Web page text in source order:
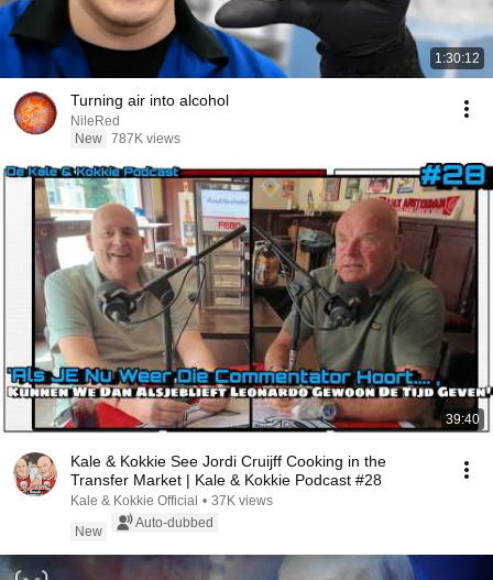
1:30:12
Turning air into alcohol
NileRed
New 787K views
39:40
Kale & Kokkie See Jordi Cruijff Cooking in the
Transfer Market | Kale & Kokkie Podcast #28
Kale & Kokkie Official • 37K views
New
Auto-dubbed